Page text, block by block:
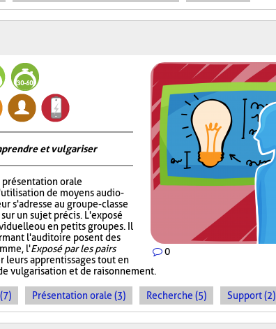
0
et vulgariser
orale
de moyens audio-
s'adresse au groupe-classe
un sujet précis. L'exposé
ou en petits groupes. Il
l'auditoire posent des
l'Exposé par les pairs
leurs apprentissages tout en
vulgarisation et de raisonnement.
Présentation orale (3) Recherche (5) Support (2)